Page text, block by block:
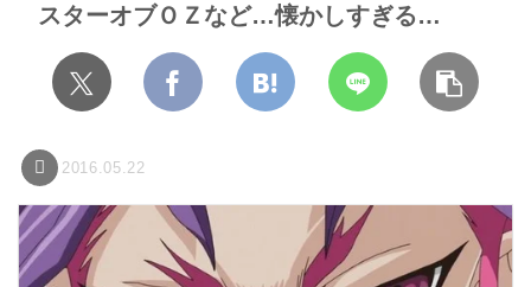
スターオブＯＺなど…懐かしすぎる…
2016.05.22